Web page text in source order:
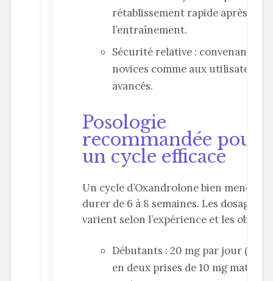
rétablissement rapide après
l’entraînement.
Sécurité relative : convenant aux
novices comme aux utilisateurs
avancés.
Posologie
recommandée pour
un cycle efficace
Un cycle d’Oxandrolone bien mené
durer de 6 à 8 semaines. Les dosages
varient selon l’expérience et les
Débutants : 20 mg par jour
en deux prises de 10 mg matin et